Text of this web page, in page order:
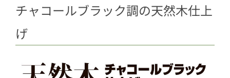
チャコールブラック調の天然木仕上
げ